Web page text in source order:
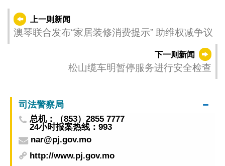
上一则新闻
澳琴联合发布“家居装修消费提示” 助维权减争议
下一则新闻
松山缆车明暂停服务进行安全检查
司法警察局
总机：（853）2855 7777
24小时报案热线：993
nar@pj.gov.mo
http://www.pj.gov.mo